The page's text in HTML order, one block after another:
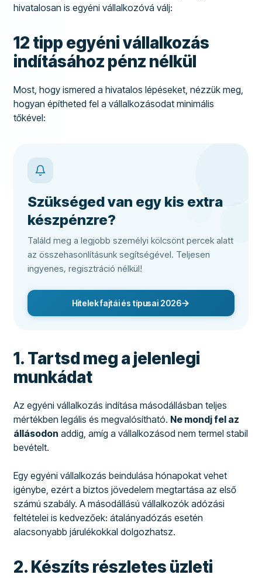
hivatalosan is egyéni vállalkozóvá válj:
12 tipp egyéni vállalkozás
indításához pénz nélkül
Most, hogy ismered a hivatalos lépéseket, nézzük meg,
hogyan építheted fel a vállalkozásodat minimális
tőkével:
Szükséged van egy kis extra
készpénzre?
Találd meg a legjobb személyi kölcsönt percek alatt
az összehasonlításunk segítségével. Teljesen
ingyenes, regisztráció nélkül!
Hitelek fajtái és típusai 2026
1. Tartsd meg a jelenlegi
munkádat
Az egyéni vállalkozás indítása másodállásban teljes
mértékben legális és megvalósítható. Ne mondj fel az
állásodon addig, amíg a vállalkozásod nem termel stabil
bevételt.
Egy egyéni vállalkozás beindulása hónapokat vehet
igénybe, ezért a biztos jövedelem megtartása az első
számú szabály. A másodállású vállalkozók adózási
feltételei is kedvezőek: átalányadózás esetén
alacsonyabb járulékokkal dolgozhatsz.
2. Készíts részletes üzleti